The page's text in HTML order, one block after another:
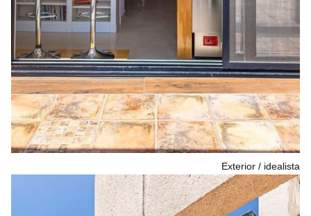
Exterior idealista